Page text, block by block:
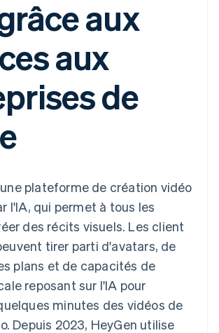
Recognition
Comptabilité
automatisée
Rapports
personnalisés
Data Pipeline
Synchronisation
des données
prochaines évolutions
l’application
Marketplaces
Gestion financière
SaaS
Par secteur
Entreprises d'IA
Jeux
Hôtellerie, voyages et
loisirs
Assurance
Médias et
divertissements
Organisations à but
non lucratif
Services aux
entreprises
Secteur public
Commerce en ligne
Gérer des
abonnements
Proposer une
Émettre des cartes
bancaires adossées à
des stablecoins
Fournir et gérer des
services avec des
Ressources
Intégrations
d'applications
Exemples de code
Blog des développeurs
État de l'API
Entreprise
produits
Sessions : conférence
annuelle
Carrières
Communiqués de
Stripe Press
Contact
Contacter notre équipe
Devenir partenaire
aux
aux
de
plateforme de création vidéo
l'IA, qui permet à tous les
des récits visuels. Les client
tirer parti d'avatars, de
plans et de capacités de
reposant sur l'IA pour
minutes des vidéos de
Depuis 2023, HeyGen utilise